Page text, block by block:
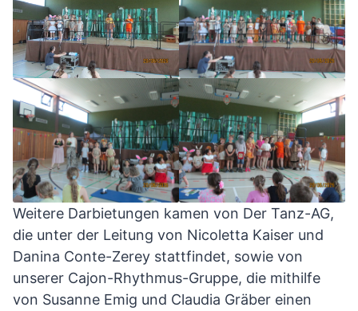
Weitere Darbietungen kamen von Der Tanz-AG,
die unter der Leitung von Nicoletta Kaiser und
Danina Conte-Zerey stattfindet, sowie von
unserer Cajon-Rhythmus-Gruppe, die mithilfe
von Susanne Emig und Claudia Gräber einen